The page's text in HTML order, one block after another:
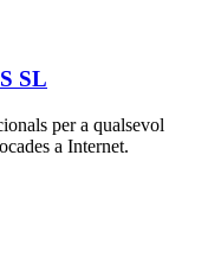
SL
per a qualsevol
a Internet.